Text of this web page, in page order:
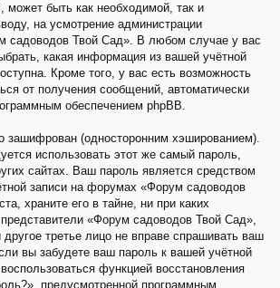
может быть как необходимой, так и
на усмотрение администрации
садоводов Твой Сад». В любом случае у вас
какая информация из вашей учётной
Кроме того, у вас есть возможность
от получения сообщений, автоматически
обеспечением phpBB.
зашифрован (односторонним хэшированием).
использовать этот же самый пароль,
сайтах. Ваш пароль является средством
записи на форумах «Форум садоводов
храните его в тайне, ни при каких
представители «Форум садоводов Твой Сад»,
третье лицо не вправе спрашивать ваш
вы забудете ваш пароль к вашей учётной
функцией восстановления
предусмотренной программным